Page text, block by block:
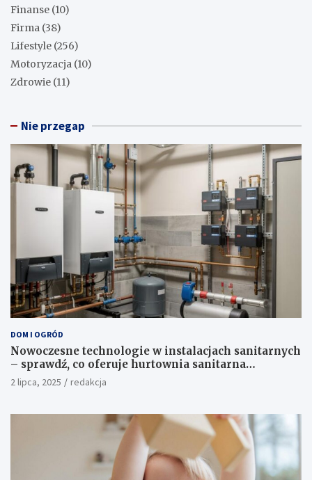
Finanse (10)
Firma (38)
Lifestyle (256)
Motoryzacja (10)
Zdrowie (11)
Nie przegap
DOM I OGRÓD
Nowoczesne technologie w instalacjach sanitarnych
– sprawdź, co oferuje hurtownia sanitarna
Proterm.sklep.pl
2 lipca, 2025 redakcja